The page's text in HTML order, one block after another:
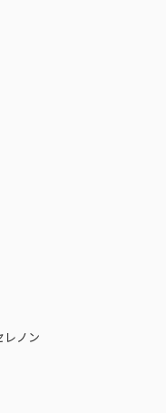
レノン